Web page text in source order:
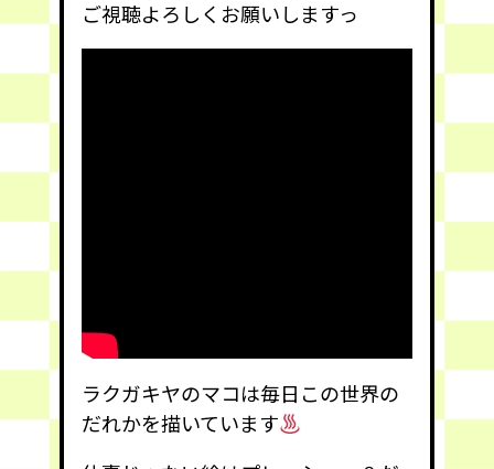
ご視聴よろしくお願いしますっ
ラクガキヤのマコは毎日この世界の
だれかを描いています